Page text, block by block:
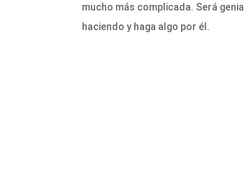
mucho más complicada. Será
haciendo y haga algo por él.